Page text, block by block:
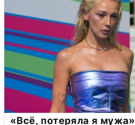
«Всё, потеряла я